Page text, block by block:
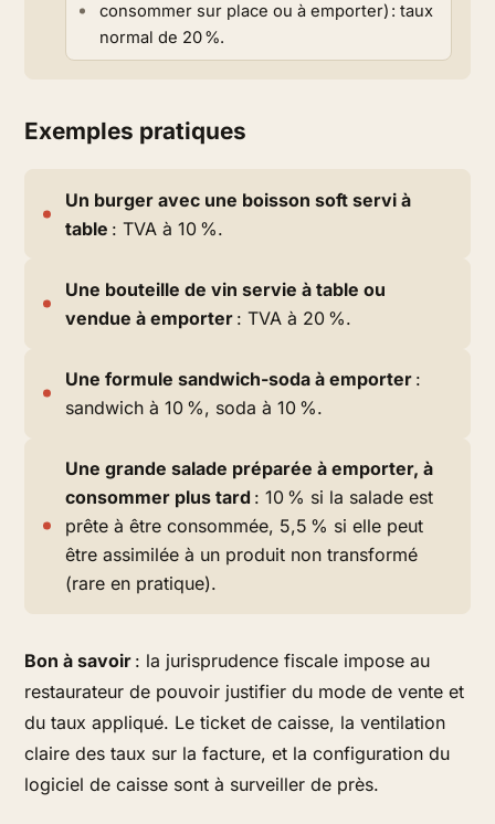
consommer sur place ou à emporter) : taux
normal de 20 %.
Exemples pratiques
Un burger avec une boisson soft servi à
table : TVA à 10 %.
Une bouteille de vin servie à table ou
vendue à emporter : TVA à 20 %.
Une formule sandwich-soda à emporter :
sandwich à 10 %, soda à 10 %.
Une grande salade préparée à emporter, à
consommer plus tard : 10 % si la salade est
prête à être consommée, 5,5 % si elle peut
être assimilée à un produit non transformé
(rare en pratique).
Bon à savoir : la jurisprudence fiscale impose au
restaurateur de pouvoir justifier du mode de vente et
du taux appliqué. Le ticket de caisse, la ventilation
claire des taux sur la facture, et la configuration du
logiciel de caisse sont à surveiller de près.